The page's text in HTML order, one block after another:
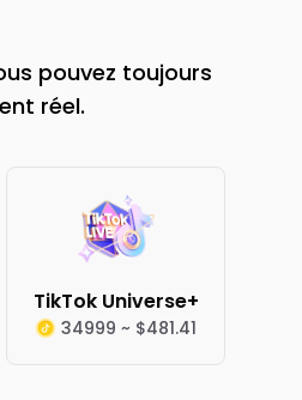
pouvez toujours
réel.
TikTok Universe+
34999 ~ $481.41